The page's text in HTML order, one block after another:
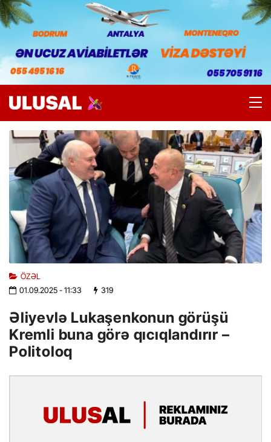
ÖZƏL
01.09.2025- 11:33 319
Əliyevlə Lukaşenkonun görüşü
Kremli buna görə qıcıqlandırır –
Politoloq